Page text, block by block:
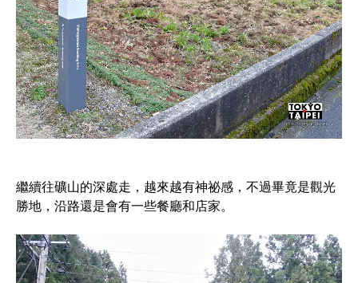
繼續往礦山的深處走，越來越有神祕感，不過畢竟是觀光
勝地，沿路還是會有一些餐廳和店家。